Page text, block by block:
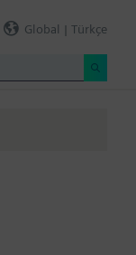
Global | Türkçe